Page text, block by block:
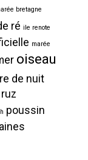
bretagne
ré ile renote
marée
oiseau
de nuit
poussin